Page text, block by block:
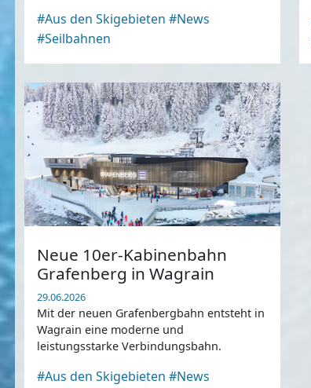
#Aus den Skigebieten #News
#Seilbahnen
Neue 10er-Kabinenbahn
Grafenberg in Wagrain
29.06.2026
Mit der neuen Grafenbergbahn entsteht in
Wagrain eine moderne und
leistungsstarke Verbindungsbahn.
#Aus den Skigebieten #News